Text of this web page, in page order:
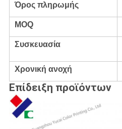
Όρος πληρωμής
MOQ
Συσκευασία
Χρονική ανοχή
Επίδειξη προϊόντων